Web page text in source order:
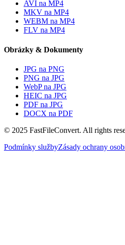
AVI na MP4
MKV na MP4
WEBM na MP4
FLV na MP4
Obrázky & Dokumenty
JPG na PNG
PNG na JPG
WebP na JPG
HEIC na JPG
PDF na JPG
DOCX na PDF
© 2025 FastFileConvert. All rights
Podmínky službyZásady ochrany